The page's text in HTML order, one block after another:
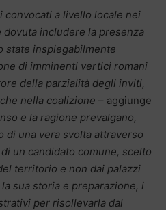
convocati a livello locale nei
includere la presenza
state inspiegabilmente
di imminenti vertici romani
della parzialità degli inviti,
nella coalizione – aggiunge
e la ragione prevalgano,
di una vera svolta attraverso
un candidato comune, scelto
territorio e non dai palazzi
sua storia e preparazione, i
per risollevarla dal